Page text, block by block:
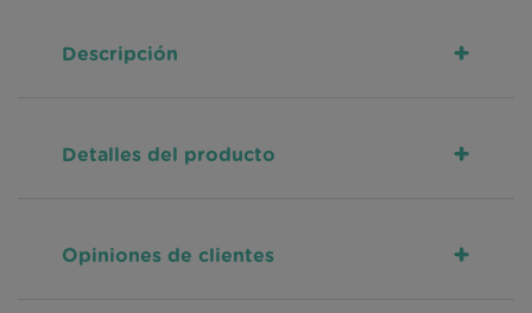
Descripción +
Detalles del producto +
Opiniones de clientes +